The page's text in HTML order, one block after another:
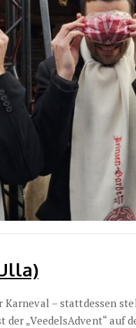
– stattdessen
„VeedelsAdvent“ auf